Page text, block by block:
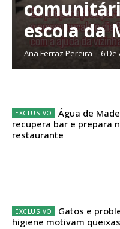
Acesso aos
assinantes
escola da
Ana Ferraz Pereira - 6 De
Água de
recupera bar e prepara
restaurante
Gatos e
higiene motivam